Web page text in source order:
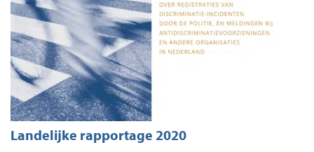
Landelijke rapportage 2020